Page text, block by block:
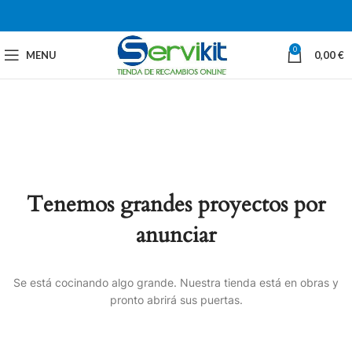
MENU 0 0,00€
Tenemos grandes proyectos por
anunciar
Se está cocinando algo grande. Nuestra tienda está en obras y
pronto abrirá sus puertas.